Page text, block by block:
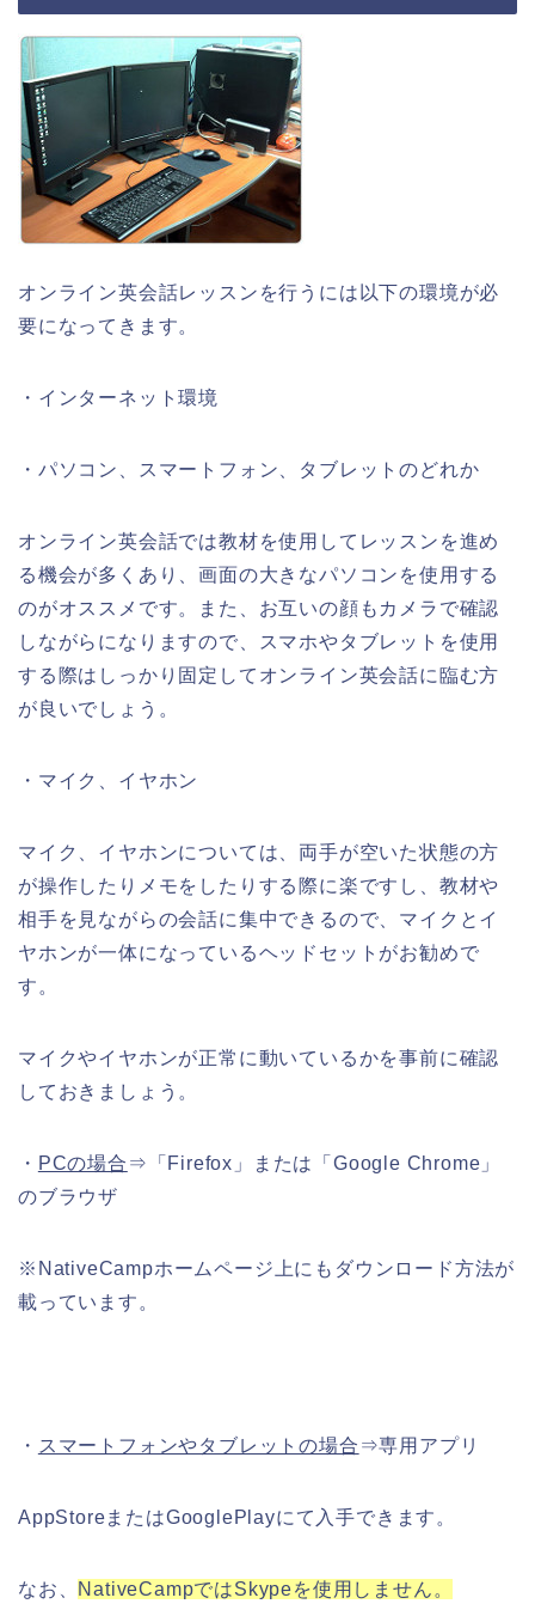
オンライン英会話レッスンを行うには以下の環境が必
要になってきます。
・インターネット環境
・パソコン、スマートフォン、タブレットのどれか
オンライン英会話では教材を使用してレッスンを進め
る機会が多くあり、画面の大きなパソコンを使用する
のがオススメです。また、お互いの顔もカメラで確認
しながらになりますので、スマホやタブレットを使用
する際はしっかり固定してオンライン英会話に臨む方
が良いでしょう。
・マイク、イヤホン
マイク、イヤホンについては、両手が空いた状態の方
が操作したりメモをしたりする際に楽ですし、教材や
相手を見ながらの会話に集中できるので、マイクとイ
ヤホンが一体になっているヘッドセットがお勧めで
す。
マイクやイヤホンが正常に動いているかを事前に確認
しておきましょう。
・ PCの場合 ⇒「Firefox」または「Google Chrome」
のブラウザ
※NativeCampホームページ上にもダウンロード方法が
載っています。
・ スマートフォンやタブレットの場合 ⇒専用アプリ
AppStoreまたはGooglePlayにて入手できます。
なお、 NativeCampではSkypeを使用しません。